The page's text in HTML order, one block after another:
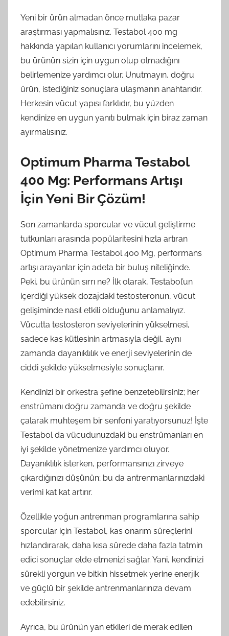
Yeni bir ürün almadan önce mutlaka pazar
araştırması yapmalısınız. Testabol 400 mg
hakkında yapılan kullanıcı yorumlarını incelemek,
bu ürünün sizin için uygun olup olmadığını
belirlemenize yardımcı olur. Unutmayın, doğru
ürün, istediğiniz sonuçlara ulaşmanın anahtarıdır.
Herkesin vücut yapısı farklıdır, bu yüzden
kendinize en uygun yanıtı bulmak için biraz zaman
ayırmalısınız.
Optimum Pharma Testabol
400 Mg: Performans Artışı
İçin Yeni Bir Çözüm!
Son zamanlarda sporcular ve vücut geliştirme
tutkunları arasında popülaritesini hızla artıran
Optimum Pharma Testabol 400 Mg, performans
artışı arayanlar için adeta bir buluş niteliğinde.
Peki, bu ürünün sırrı ne? İlk olarak, Testabol’un
içerdiği yüksek dozajdaki testosteronun, vücut
gelişiminde nasıl etkili olduğunu anlamalıyız.
Vücutta testosteron seviyelerinin yükselmesi,
sadece kas kütlesinin artmasıyla değil, aynı
zamanda dayanıklılık ve enerji seviyelerinin de
ciddi şekilde yükselmesiyle sonuçlanır.
Kendinizi bir orkestra şefine benzetebilirsiniz; her
enstrümanı doğru zamanda ve doğru şekilde
çalarak muhteşem bir senfoni yaratıyorsunuz! İşte
Testabol da vücudunuzdaki bu enstrümanları en
iyi şekilde yönetmenize yardımcı oluyor.
Dayanıklılık isterken, performansınızı zirveye
çıkardığınızı düşünün; bu da antrenmanlarınızdaki
verimi kat kat artırır.
Özellikle yoğun antrenman programlarına sahip
sporcular için Testabol, kas onarım süreçlerini
hızlandırarak, daha kısa sürede daha fazla tatmin
edici sonuçlar elde etmenizi sağlar. Yani, kendinizi
sürekli yorgun ve bitkin hissetmek yerine enerjik
ve güçlü bir şekilde antrenmanlarınıza devam
edebilirsiniz.
Ayrıca, bu ürünün yan etkileri de merak edilen